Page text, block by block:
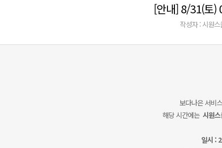
[안내] 8/31(토)
작성자 : 시원스
보다나은 서비
해당 시간에는 시원
일시 :